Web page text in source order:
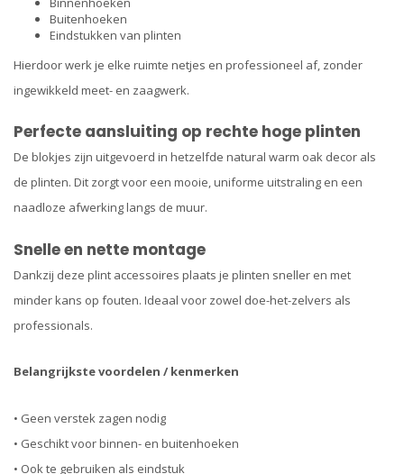
Buitenhoeken
Eindstukken van plinten
Hierdoor werk je elke ruimte netjes en professioneel af, zonder
ingewikkeld meet- en zaagwerk.
Perfecte aansluiting op rechte hoge plinten
De blokjes zijn uitgevoerd in hetzelfde natural warm oak decor als
de plinten. Dit zorgt voor een mooie, uniforme uitstraling en een
naadloze afwerking langs de muur.
Snelle en nette montage
Dankzij deze plint accessoires plaats je plinten sneller en met
minder kans op fouten. Ideaal voor zowel doe-het-zelvers als
professionals.
Belangrijkste voordelen / kenmerken
• Geen verstek zagen nodig
• Geschikt voor binnen- en buitenhoeken
• Ook te gebruiken als eindstuk